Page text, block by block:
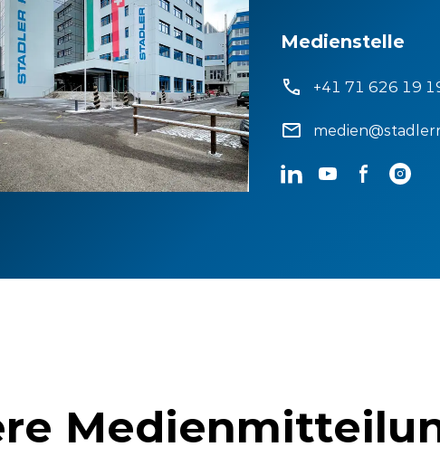
Medienstelle
+41 71 626 19
LinkedInYouTubeFacebook